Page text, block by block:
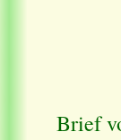
Brief